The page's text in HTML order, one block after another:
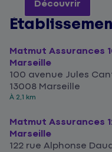
Découvrir
Matmut Assurances
Marseille
100 avenue Jules
13008 Marseille
À 2,1 km
Matmut Assurances
Marseille
122 rue Alphonse